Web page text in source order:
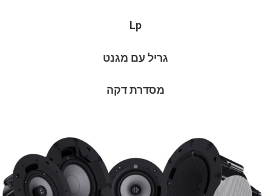
Lp
גריל עם מגנט
מסדרת דקה